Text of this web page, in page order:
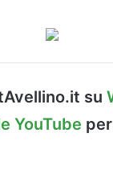
su
YouTube